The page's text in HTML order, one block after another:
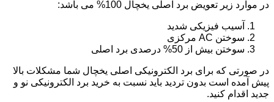
در موارد زیر تعویض برد اصلی یخچال 100% می باشد:
آسیب فیزیکی شدید
سوختن AC مرکزی
سوختن بیش از 50% درصدی برد اصلی
در صورتی که برای برد الکترونیکی اصلی یخچال شما مشکلات بالا
پیش آمده است بدون تردید باید نسبت به خرید برد الکترونیکی نو و
جدید اقدام کنید.